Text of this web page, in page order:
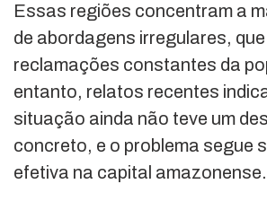
Essas regiões concentram a
de abordagens irregulares,
reclamações constantes da
entanto, relatos recentes
situação ainda não teve um
concreto, e o problema segue
efetiva na capital amazonense.